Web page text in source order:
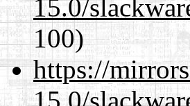
15.0/
100)
https://
15.0/